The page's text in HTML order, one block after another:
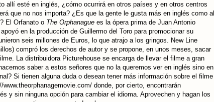
allí esté en inglés, ¿cómo ocurrirá en otros países y en otros centros
que no nos importa? ¿Es que la gente le gusta más en inglés como al
El Orfanato o The Orphanague es la ópera prima de Juan Antonio
en la producción de Guillermo del Toro para promocionar su
seis millones de Euros, lo que atrajo a los gringos. New Line
compró los derechos de autor y se propone, en unos meses, sacar
La distribuidora Picturehouse se encarga de llevar el filme a gran
saber a estos señores que no la queremos ver en inglés sino en
Si tienen alguna duda o desean tener más información sobre el filme
donde, por cierto, encontrarán
y sin ninguna opción para cambiar el idioma. Aprovechen y hagan los